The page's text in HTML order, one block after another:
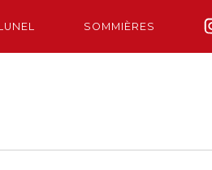
SOMMIÈRES